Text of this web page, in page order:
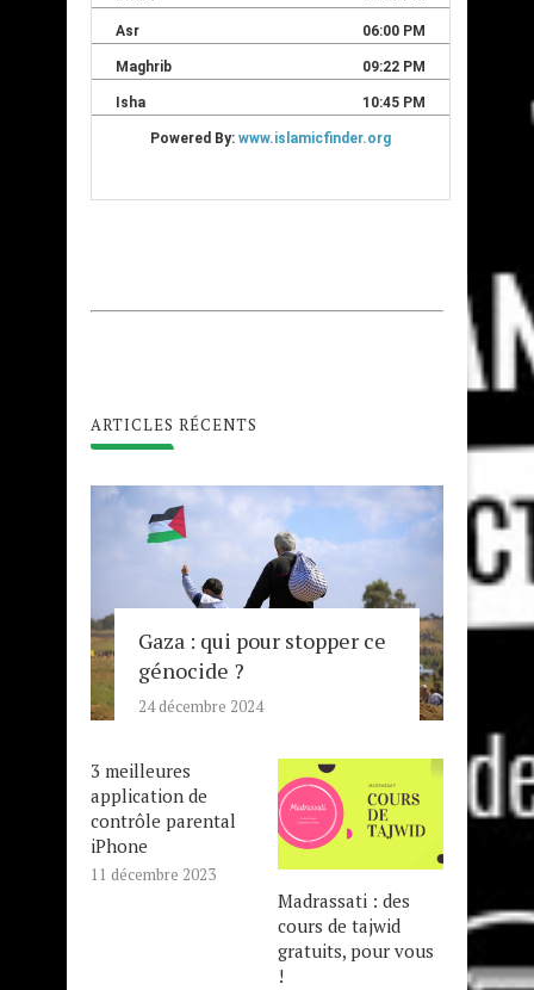
ARTICLES RÉCENTS
Gaza : qui pour stopper ce
génocide ?
24 décembre 2024
3 meilleures
application de
contrôle parental
iPhone
11 décembre 2023
Madrassati : des
cours de tajwid
gratuits, pour vous
!